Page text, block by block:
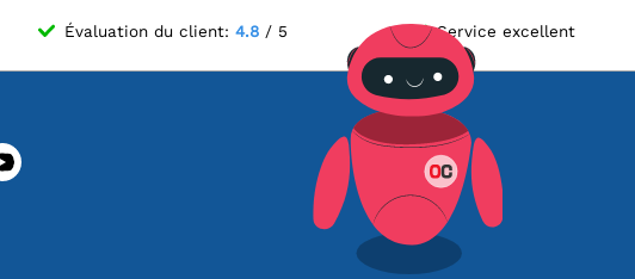
Évaluation du client:4.8 / 5 Service excellent